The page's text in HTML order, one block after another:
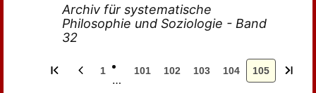
Archiv für systematische
Philosophie und Soziologie - Band
32
1
…
101 102 103 104 105